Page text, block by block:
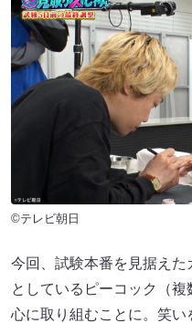
©テレビ朝日
今回、試験本番を見据え
としているピーコック（
心に取り組むことに。笑